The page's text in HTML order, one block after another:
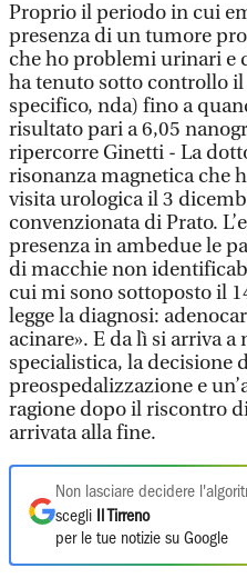
Proprio il periodo in cui
presenza di un tumore
che ho problemi urinari e
ha tenuto sotto controllo
specifico, nda) fino a
risultato pari a 6,05
ripercorre Ginetti - La
risonanza magnetica che
visita urologica il 3
convenzionata di Prato.
presenza in ambedue le
di macchie non
cui mi sono sottoposto il
legge la diagnosi:
acinare». E da lì si arriva a
specialistica, la decisione
preospedalizzazione e
ragione dopo il riscontro
arrivata alla fine.
Non lasciare decidere
scegli
Il Tirreno
per le tue notizie su Google